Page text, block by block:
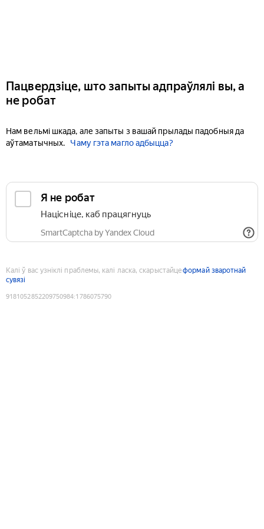
Пацвердзіце, што запыты адпраўлялі вы, а
не робат
Нам вельмі шкада, але запыты з вашай прылады падобныя да
аўтаматычных.
Чаму гэта магло адбыцца?
Я не робат
Націсніце, каб працягнуць
SmartCaptcha by Yandex Cloud
Калі ў вас узніклі праблемы, калі ласка, скарыстайцеформай зваротнай
сувязі
9181052852209750984:1786075790